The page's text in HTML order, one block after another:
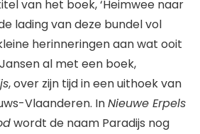
van het boek, ‘Heimwee naar
lading van deze bundel vol
herinneringen aan wat ooit
al met een boek,
, over zijn tijd in een uithoek van
Vlaanderen. InNieuwe Erpels
wordt de naam Paradijs nog